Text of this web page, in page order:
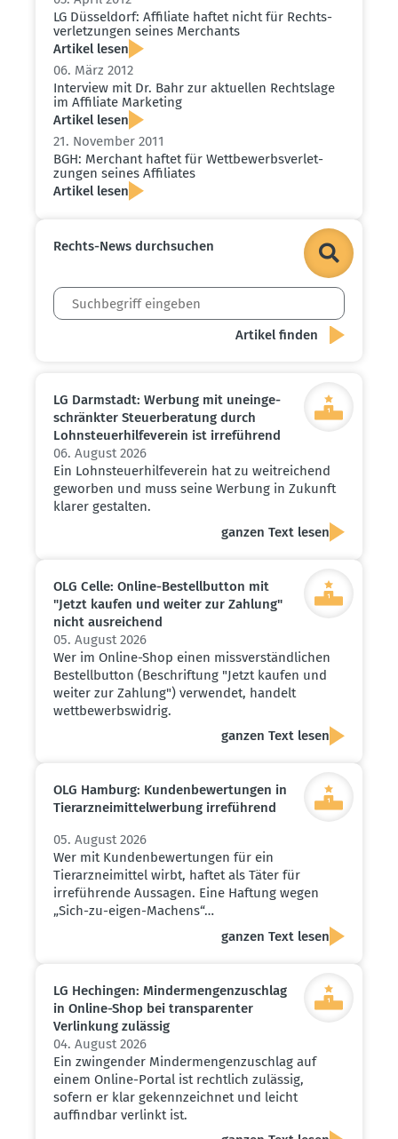
LG Düsseldorf: Affiliate haftet nicht für Rechts­
ver­let­zungen seines Merchants
Artikel lesen
06. März 2012
Interview mit Dr. Bahr zur aktuellen Rechtslage
im Affiliate Marketing
Artikel lesen
21. November 2011
BGH: Merchant haftet für Wettbe­werbs­ver­let­
zungen seines Affiliates
Artikel lesen
Rechts-News durch­suchen
LG Darmstadt: Werbung mit unein­ge­
schränkter Steuer­be­ratung durch
Lohnsteu­er­hil­fe­verein ist irreführend
06. August 2026
Ein Lohnsteuerhilfeverein hat zu weitreichend
geworben und muss seine Werbung in Zukunft
klarer gestalten.
ganzen Text lesen
OLG Celle: Online-Bestell­button mit
"Jetzt kaufen und weiter zur Zahlung"
nicht ausrei­chend
05. August 2026
Wer im Online-Shop einen missverständlichen
Bestellbutton (Beschriftung "Jetzt kaufen und
weiter zur Zahlung") verwendet, handelt
wettbewerbswidrig.
ganzen Text lesen
OLG Hamburg: Kunden­be­wer­tungen in
Tierarz­nei­mit­tel­werbung irreführend
05. August 2026
Wer mit Kundenbewertungen für ein
Tierarzneimittel wirbt, haftet als Täter für
irreführende Aussagen. Eine Haftung wegen
„Sich-zu-eigen-Machens“…
ganzen Text lesen
LG Hechingen: Minder­men­gen­zu­schlag
in Online-Shop bei trans­pa­renter
Verlinkung zulässig
04. August 2026
Ein zwingender Mindermengenzuschlag auf
einem Online-Portal ist rechtlich zulässig,
sofern er klar gekennzeichnet und leicht
auffindbar verlinkt ist.